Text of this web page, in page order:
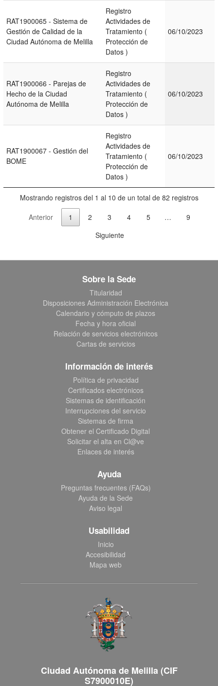
RAT1900065 - Sistema de
Gestión de Calidad de la
Ciudad Autónoma de Melilla
Registro
Actividades de
Tratamiento (
Protección de
Datos )
06/10/2023
RAT1900066 - Parejas de
Hecho de la Ciudad
Autónoma de Melilla
Registro
Actividades de
Tratamiento (
Protección de
Datos )
06/10/2023
RAT1900067 - Gestión del
BOME
Registro
Actividades de
Tratamiento (
Protección de
Datos )
06/10/2023
Mostrando registros del 1 al 10 de un total de 82 registros
Anterior
1 2 3 4 5 …
9
Siguiente
Sobre la Sede
Titularidad
Disposiciones Administración Electrónica
Calendario y cómputo de plazos
Fecha y hora oficial
Relación de servicios electrónicos
Cartas de servicios
Información de interés
Política de privacidad
Certificados electrónicos
Sistemas de identificación
Interrupciones del servicio
Sistemas de firma
Obtener el Certificado Digital
Solicitar el alta en Cl@ve
Enlaces de interés
Ayuda
Preguntas frecuentes (FAQs)
Ayuda de la Sede
Aviso legal
Usabilidad
Inicio
Accesibilidad
Mapa web
Ciudad Autónoma de Melilla (CIF
S7900010E)